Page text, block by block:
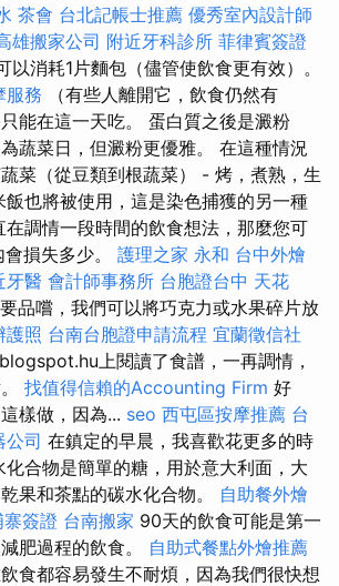
茶會 台北記帳士推薦 優秀室內設計師
雄搬家公司 附近牙科診所 菲律賓簽證
以消耗1片麵包（儘管使飲食更有效）。
服務
（有些人離開它，飲食仍然有
能在這一天吃。 蛋白質之後是澱粉
蔬菜日，但澱粉更優雅。 在這種情況
菜（從豆類到根蔬菜） - 烤，煮熟，生
也將被使用，這是染色捕獲的另一種
調情一段時間的飲食想法，那麼您可
損失多少。 護理之家 永和 台中外燴
牙醫 會計師事務所 台胞證台中 天花
要品嚐，我們可以將巧克力或水果碎片放
護照 台南台胞證申請流程 宜蘭徵信社
上閱讀了食譜，一再調情，
找值得信賴的Accounting Firm 好
樣做，因為... seo 西屯區按摩推薦 台
公司 在鎮定的早晨，我喜歡花更多的時
合物是簡單的糖，用於意大利面，大
果和茶點的碳水化合物。 自助餐外燴
寨簽證 台南搬家 90天的飲食可能是第一
肥過程的飲食。 自助式餐點外燴推薦
食都容易發生不耐煩，因為我們很快想